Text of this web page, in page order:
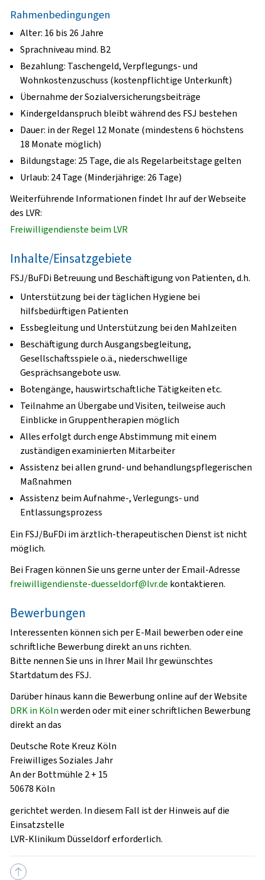
Rahmenbedingungen
Alter: 16 bis 26 Jahre
Sprachniveau mind. B2
Bezahlung: Taschengeld, Verpflegungs- und
Wohnkostenzuschuss (kostenpflichtige Unterkunft)
Übernahme der Sozialversicherungsbeiträge
Kindergeldanspruch bleibt während des FSJ bestehen
Dauer: in der Regel 12 Monate (mindestens 6 höchstens
18 Monate möglich)
Bildungstage: 25 Tage, die als Regelarbeitstage gelten
Urlaub: 24 Tage (Minderjährige: 26 Tage)
Weiterführende Informationen findet Ihr auf der Webseite
des LVR:
Freiwilligendienste beim LVR
Inhalte/Einsatzgebiete
FSJ/BuFDi Betreuung und Beschäftigung von Patienten, d.h.
Unterstützung bei der täglichen Hygiene bei
hilfsbedürftigen Patienten
Essbegleitung und Unterstützung bei den Mahlzeiten
Beschäftigung durch Ausgangsbegleitung,
Gesellschaftsspiele o.ä., niederschwellige
Gesprächsangebote usw.
Botengänge, hauswirtschaftliche Tätigkeiten etc.
Teilnahme an Übergabe und Visiten, teilweise auch
Einblicke in Gruppentherapien möglich
Alles erfolgt durch enge Abstimmung mit einem
zuständigen examinierten Mitarbeiter
Assistenz bei allen grund- und behandlungspflegerischen
Maßnahmen
Assistenz beim Aufnahme-, Verlegungs- und
Entlassungsprozess
Ein FSJ/BuFDi im ärztlich-therapeutischen Dienst ist nicht
möglich.
Bei Fragen können Sie uns gerne unter der Email-Adresse
freiwilligendienste-duesseldorf@lvr.de kontaktieren.
Bewerbungen
Interessenten können sich per E-Mail bewerben oder eine
schriftliche Bewerbung direkt an uns richten.
Bitte nennen Sie uns in Ihrer Mail Ihr gewünschtes
Startdatum des FSJ.
Darüber hinaus kann die Bewerbung online auf der Website
DRK in Kölnwerden oder mit einer schriftlichen Bewerbung
direkt an das
Deutsche Rote Kreuz Köln
Freiwilliges Soziales Jahr
An der Bottmühle 2 + 15
50678 Köln
gerichtet werden. In diesem Fall ist der Hinweis auf die
Einsatzstelle
LVR-Klinikum Düsseldorf erforderlich.